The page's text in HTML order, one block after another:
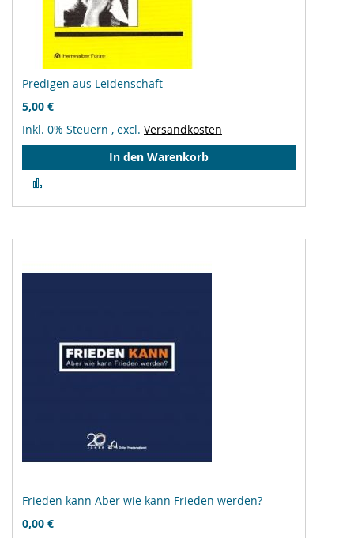
Predigen aus Leidenschaft
5,00 €
Inkl. 0% Steuern , excl. Versandkosten
In den Warenkorb
hinzufügen
Frieden kann Aber wie kann Frieden werden?
0,00 €